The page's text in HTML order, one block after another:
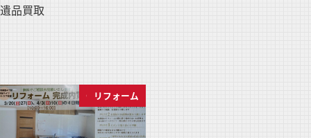
遺品買取
GRAMブログ
リフォーム